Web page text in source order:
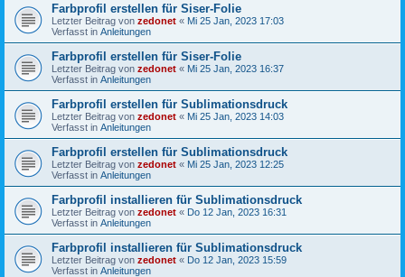
Farbprofil erstellen für Siser-Folie
Letzter Beitrag von zedonet « Mi 25 Jan, 2023 17:03
Verfasst in Anleitungen
Farbprofil erstellen für Siser-Folie
Letzter Beitrag von zedonet « Mi 25 Jan, 2023 16:37
Verfasst in Anleitungen
Farbprofil erstellen für Sublimationsdruck
Letzter Beitrag von zedonet « Mi 25 Jan, 2023 14:03
Verfasst in Anleitungen
Farbprofil erstellen für Sublimationsdruck
Letzter Beitrag von zedonet « Mi 25 Jan, 2023 12:25
Verfasst in Anleitungen
Farbprofil installieren für Sublimationsdruck
Letzter Beitrag von zedonet « Do 12 Jan, 2023 16:31
Verfasst in Anleitungen
Farbprofil installieren für Sublimationsdruck
Letzter Beitrag von zedonet « Do 12 Jan, 2023 15:59
Verfasst in Anleitungen